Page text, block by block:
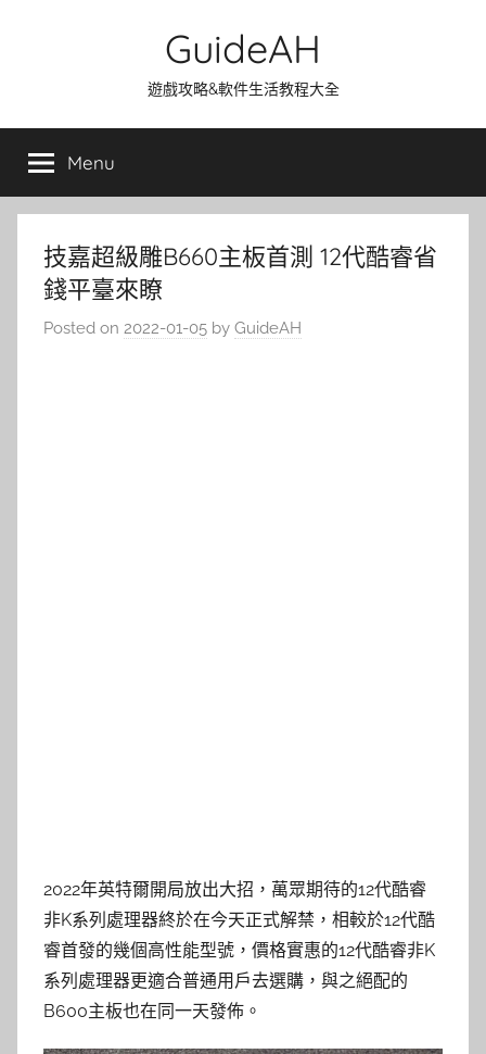
GuideAH
遊戲攻略&軟件生活教程大全
Menu
技嘉超級雕B660主板首測 12代酷睿省
錢平臺來瞭
Posted on 2022-01-05 by GuideAH
2022年英特爾開局放出大招，萬眾期待的12代酷睿
非K系列處理器終於在今天正式解禁，相較於12代酷
睿首發的幾個高性能型號，價格實惠的12代酷睿非K
系列處理器更適合普通用戶去選購，與之絕配的
B600主板也在同一天發佈。